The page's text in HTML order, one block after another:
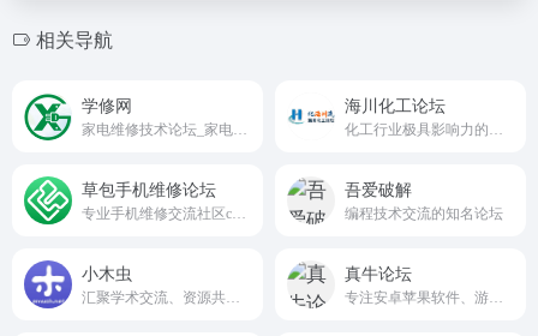
相关导航
学修网 海川化工论坛
草包手机维修论坛 吾爱破解
编程技术交流的知名论坛
小木虫 真牛论坛